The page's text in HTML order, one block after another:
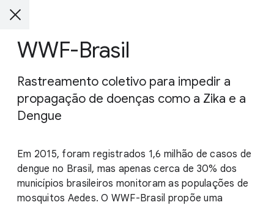
WWF-Brasil
Rastreamento coletivo para impedir a
propagação de doenças como a Zika e a
Dengue
Em 2015, foram registrados 1,6 milhão de casos de
dengue no Brasil, mas apenas cerca de 30% dos
municípios brasileiros monitoram as populações de
mosquitos Aedes. O WWF-Brasil propõe uma